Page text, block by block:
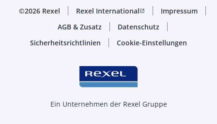
©2026 Rexel Rexel Internationalopen_in_new
Impressum
AGB & Zusatz
Datenschutz
Sicherheitsrichtlinien
Cookie-Einstellungen
Ein Unternehmen der Rexel Gruppe